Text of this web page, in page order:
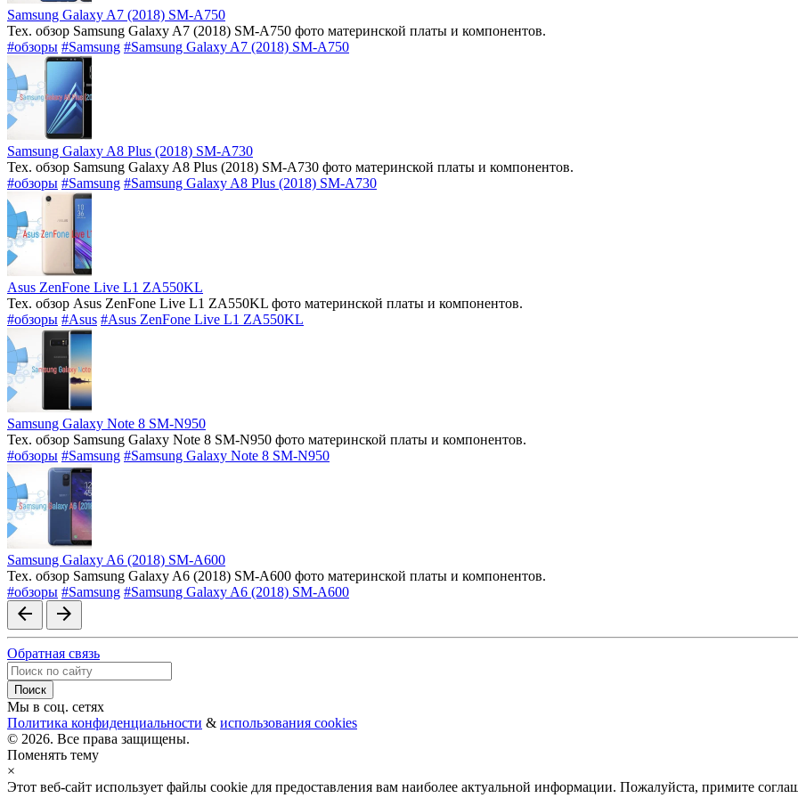
Samsung Galaxy A7 (2018) SM-A750
Тех. обзор Samsung Galaxy A7 (2018) SM-A750 фото материнской платы и компонентов.
#обзоры #Samsung #Samsung Galaxy A7 (2018) SM-A750
Samsung Galaxy A8 Plus (2018) SM-A730
Тех. обзор Samsung Galaxy A8 Plus (2018) SM-A730 фото материнской платы и компонентов.
#обзоры #Samsung #Samsung Galaxy A8 Plus (2018) SM-A730
Asus ZenFone Live L1 ZA550KL
Тех. обзор Asus ZenFone Live L1 ZA550KL фото материнской платы и компонентов.
#обзоры #Asus #Asus ZenFone Live L1 ZA550KL
Samsung Galaxy Note 8 SM-N950
Тех. обзор Samsung Galaxy Note 8 SM-N950 фото материнской платы и компонентов.
#обзоры #Samsung #Samsung Galaxy Note 8 SM-N950
Samsung Galaxy A6 (2018) SM-A600
Тех. обзор Samsung Galaxy A6 (2018) SM-A600 фото материнской платы и компонентов.
#обзоры #Samsung #Samsung Galaxy A6 (2018) SM-A600
arrow_back arrow_forward
Обратная связь
Мы в соц. сетях
Политика конфиденциальности & использования cookies
© 2026. Все права защищены.
Поменять тему
×
Этот веб-сайт использует файлы cookie для предоставления вам наиболее актуальной информации. Пожалуйста, примите